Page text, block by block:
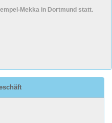
Mekka in Dortmund statt.